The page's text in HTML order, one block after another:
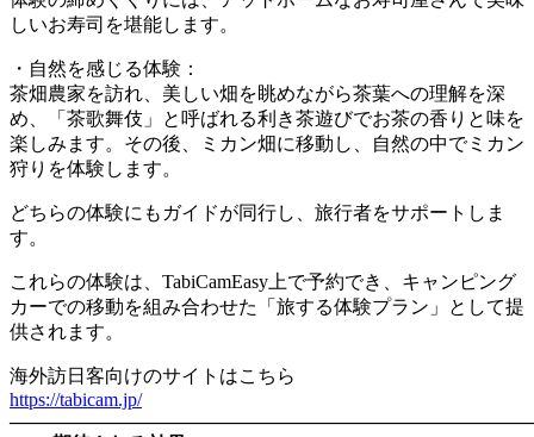
しいお寿司を堪能します。
・自然を感じる体験：
茶畑農家を訪れ、美しい畑を眺めながら茶葉への理解を深
め、「茶歌舞伎」と呼ばれる利き茶遊びでお茶の香りと味を
楽しみます。その後、ミカン畑に移動し、自然の中でミカン
狩りを体験します。
どちらの体験にもガイドが同行し、旅行者をサポートしま
す。
これらの体験は、TabiCamEasy上で予約でき、キャンピング
カーでの移動を組み合わせた「旅する体験プラン」として提
供されます。
海外訪日客向けのサイトはこちら
https://tabicam.jp/